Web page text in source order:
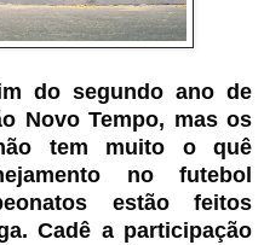
do segundo ano de
Novo Tempo, mas os
tem muito o quê
no futebol
estão feitos
Cadê a participação